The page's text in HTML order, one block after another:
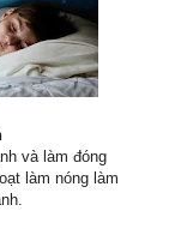
và làm đóng
làm nóng làm